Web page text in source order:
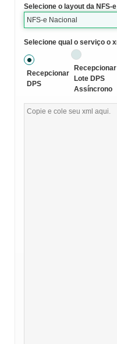
Selecione o layout da NFS-e
NFS-e Nacional
Selecione qual o serviço o
Recepcionar
DPS
Recepcionar
Lote DPS
Assíncrono